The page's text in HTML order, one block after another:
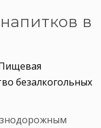
в
безалкогольных